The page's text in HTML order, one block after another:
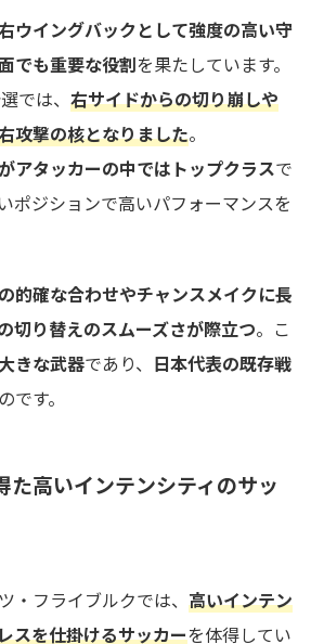
ウイングバックとして強度の高い守
でも重要な役割を果たしています。
では、 右サイドからの切り崩しや
攻撃の核となりました。
アタッカーの中ではトップクラスで
ポジションで高いパフォーマンスを
的確な合わせやチャンスメイクに長
切り替えのスムーズさが際立つ。こ
大きな武器であり、 日本代表の既存戦
のです。
た高いインテンシティのサッ
・フライブルクでは、 高いインテン
スを仕掛けるサッカーを体得してい